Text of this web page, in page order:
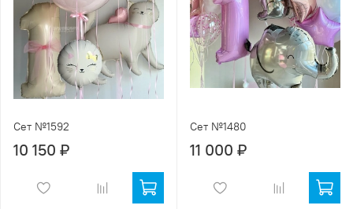
Сет №1592
10 150 ₽
Сет №1480
11 000 ₽